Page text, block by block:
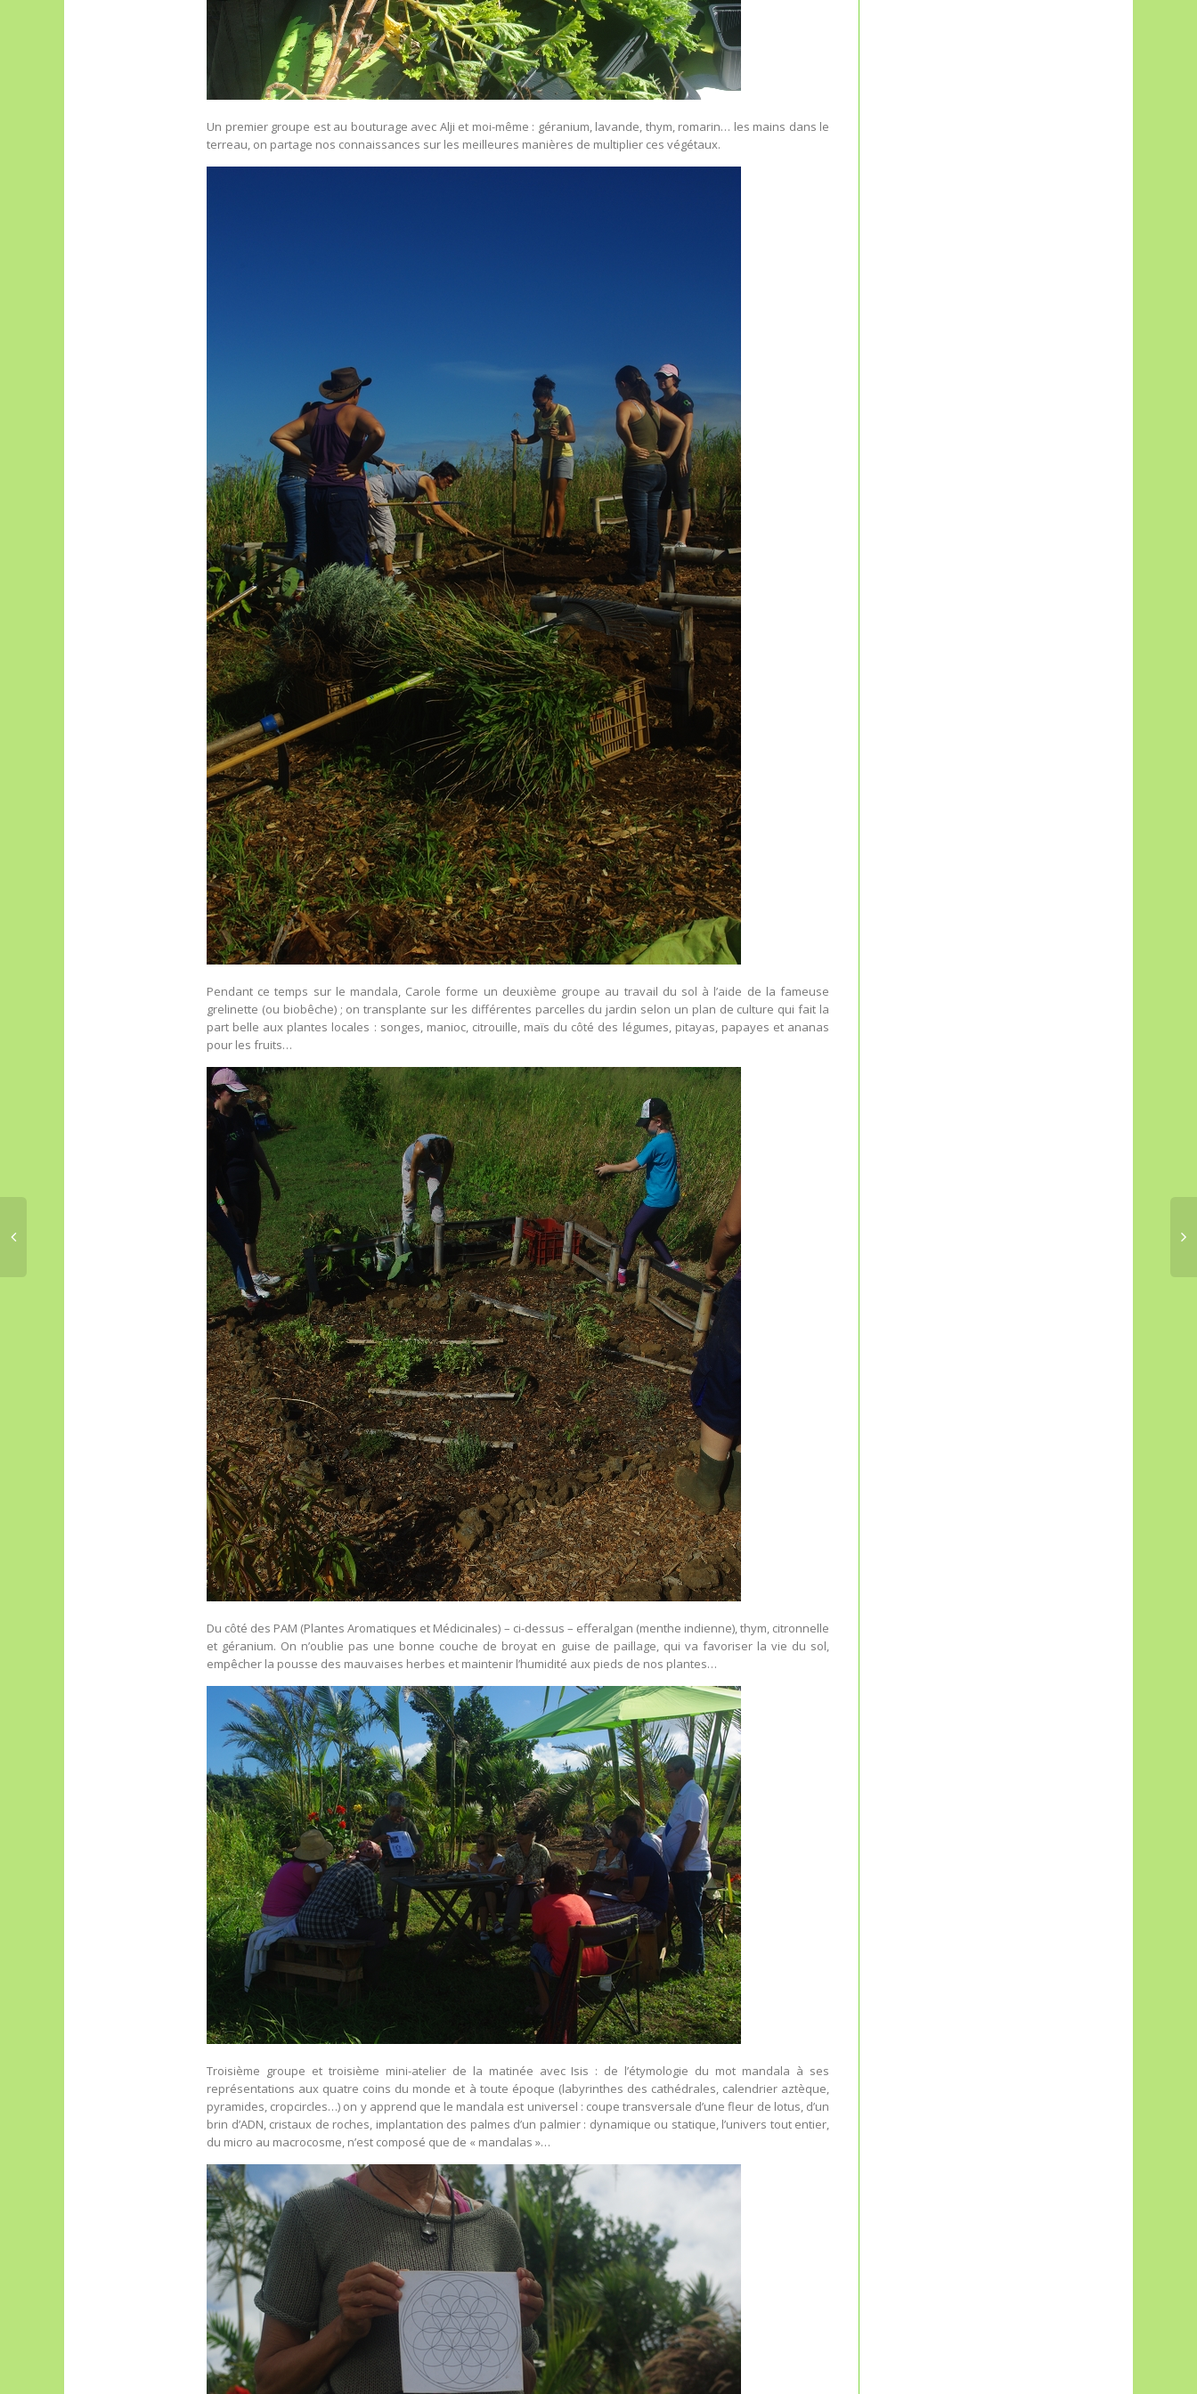
Un premier groupe est au bouturage avec Alji et moi-même : géranium, lavande, thym, romarin… les mains dans le
terreau, on partage nos connaissances sur les meilleures manières de multiplier ces végétaux.
Pendant ce temps sur le mandala, Carole forme un deuxième groupe au travail du sol à l’aide de la fameuse
grelinette (ou biobêche) ; on transplante sur les différentes parcelles du jardin selon un plan de culture qui fait la
part belle aux plantes locales : songes, manioc, citrouille, maïs du côté des légumes, pitayas, papayes et ananas
pour les fruits…
Du côté des PAM (Plantes Aromatiques et Médicinales) – ci-dessus – efferalgan (menthe indienne), thym, citronnelle
et géranium. On n’oublie pas une bonne couche de broyat en guise de paillage, qui va favoriser la vie du sol,
empêcher la pousse des mauvaises herbes et maintenir l’humidité aux pieds de nos plantes…
Troisième groupe et troisième mini-atelier de la matinée avec Isis : de l’étymologie du mot mandala à ses
représentations aux quatre coins du monde et à toute époque (labyrinthes des cathédrales, calendrier aztèque,
pyramides, cropcircles…) on y apprend que le mandala est universel : coupe transversale d’une fleur de lotus, d’un
brin d’ADN, cristaux de roches, implantation des palmes d’un palmier : dynamique ou statique, l’univers tout entier,
du micro au macrocosme, n’est composé que de « mandalas »…